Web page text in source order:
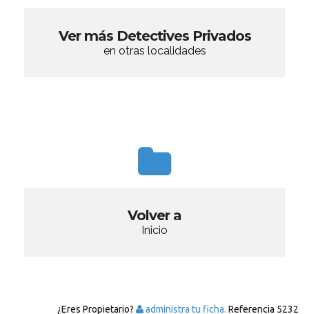
Ver más Detectives Privados
en otras localidades
Volver a
Inicio
¿Eres Propietario? administra tu ficha. Referencia 5232